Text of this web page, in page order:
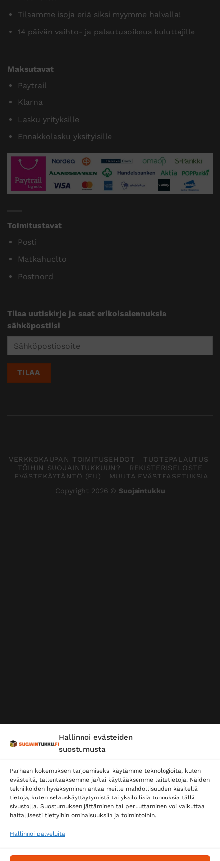
Hallinnoi evästeiden
suostumusta
Parhaan kokemuksen tarjoamiseksi käytämme teknologioita, kuten
evästeitä, tallentaaksemme ja/tai käyttääksemme laitetietoja. Näiden
tekniikoiden hyväksyminen antaa meille mahdollisuuden käsitellä
tietoja, kuten selauskäyttäytymistä tai yksilöllisiä tunnuksia tällä
sivustolla. Suostumuksen jättäminen tai peruuttaminen voi vaikuttaa
haitallisesti tiettyihin ominaisuuksiin ja toimintoihin.
Hallinnoi palveluita
Tilaamme isoja eriä siksi myymme halvalla!
14 päivän vaihto- ja palautusoikeus kuluttajille
Maksutavat
Paytrail
Klarna
Lasku yrityksille
Ennakkolasku yksityisille
Toimitustavat
Posti
Matkahuolto
Postnord
Tilaa uutiskirje ja saat erikoisalennuksia
sähköpostiisi
VERKKOKAUPAN TOIMITUSEHDOT
TUOTEPALAUTUS
TÖIHIN SUOJAINTUKKUUN?
REKISTERISELOSTE
EVÄSTEKÄYTÄNTÖ (EU)
MUUTA EVÄSTEASETUKSIA
Copyright 2026 © Suojaintukku